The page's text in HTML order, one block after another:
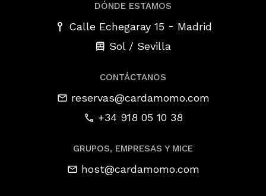
DÓNDE ESTAMOS
Calle Echegaray 15 - Madrid
Sol / Sevilla
CONTÁCTANOS
reservas@cardamomo.com
+34 918 05 10 38
GRUPOS, EMPRESAS Y MICE
host@cardamomo.com